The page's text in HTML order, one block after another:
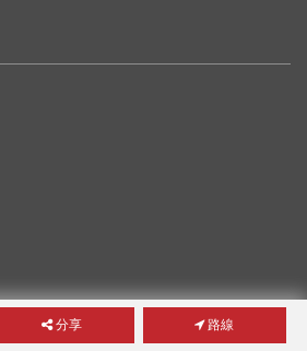
分享 路線